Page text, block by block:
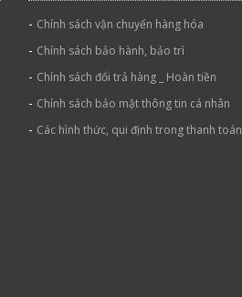
- Chính sách vận chuyển hàng hóa
- Chính sách bảo hành, bảo trì
- Chính sách đổi trả hàng _ Hoàn tiền
- Chính sách bảo mật thông tin cá nhân
- Các hình thức, qui định trong thanh toán